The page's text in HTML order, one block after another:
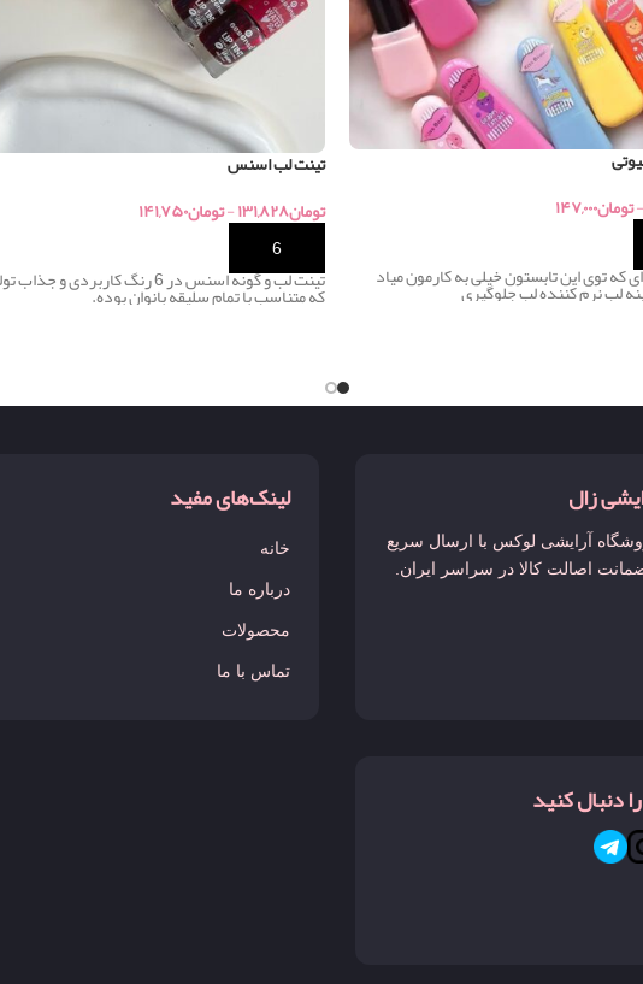
-تومان۱۴۷,۰۰۰
که توی این تابستون خیلی به کارمون میاد
لب نرم کننده لب جلوگیری
تینت لب اسنس
تومان۱۳۱,۸۲۸-تومان۱۴۱,۷۵۰
خرید
تینت لب و گونه اسنس در 6 رنگ کاربردیکه متناسب با تمام سلیقه بانوان بوده.
زال
آرایشی لوکس با ارسال سریع
اصالت کالا در سراسر ایران.
لینک‌های مفید
خانه
درباره ما
محصولات
تماس با ما
دنبال کنید